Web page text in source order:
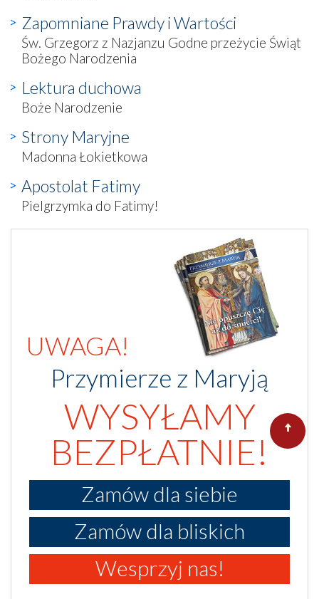
Zapomniane Prawdy i Wartości
Św. Grzegorz z Nazjanzu Godne przeżycie Świąt
Bożego Narodzenia
Lektura duchowa
Boże Narodzenie
Strony Maryjne
Madonna Łokietkowa
Apostolat Fatimy
Pielgrzymka do Fatimy!
UWAGA!
Przymierze z Maryją
WYSYŁAMY
BEZPŁATNIE!
Zamów dla siebie
Zamów dla bliskich
Wesprzyj nas!